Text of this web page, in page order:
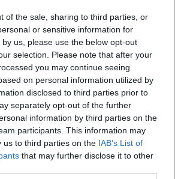
of the sale, sharing to third parties, or
or sensitive information for
us, please use the below opt-out
selection. Please note that after your
you may continue seeing
on personal information utilized by
disclosed to third parties prior to
separately opt-out of the further
information by third parties on the
participants. This information may
us to third parties on the IAB’s List of
that may further disclose it to other
ΜΑΡ, 2025
Oμαδικό Σχολικό
Λέσβου
στις αίθουσες του 1ου Πρότυπου
Σιβολαπένκο»